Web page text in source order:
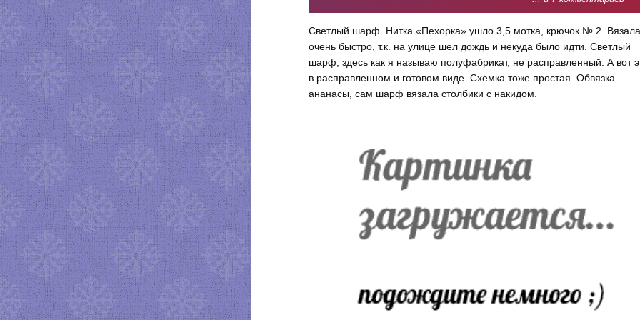
Светлый шарф. Нитка «Пехорка» ушло 3,5 мотка, крючок № 2. Вязала
очень быстро, т.к. на улице шел дождь и некуда было идти. Светлый
шарф, здесь как я называю полуфабрикат, не расправленный. А вот
в расправленном и готовом виде. Схемка тоже простая. Обвязка
ананасы, сам шарф вязала столбики с накидом.